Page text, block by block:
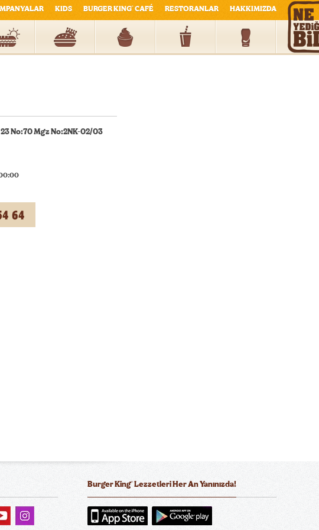
KIDS BURGER KING® CAFÉ RESTORANLAR HAKKIMIZDA
No:70 Mgz No:2NK-02/03
Burger King® Lezzetleri Her An Yanınızda!